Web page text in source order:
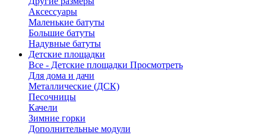
Аксессуары
Маленькие батуты
Большие батуты
Надувные батуты
Детские площадки
Все - Детские площадки Просмотреть
Для дома и дачи
Металлические (ДСК)
Песочницы
Качели
Зимние горки
Дополнительные модули